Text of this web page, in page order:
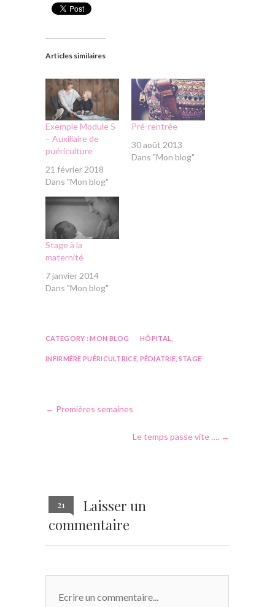
Articles similaires
Exemple Module 5
– Auxiliaire de
puériculture
21 février 2018
Dans "Mon blog"
Pré-rentrée
30 août 2013
Dans "Mon blog"
Stage à la
maternité
7 janvier 2014
Dans "Mon blog"
CATEGORY :MON BLOG HÔPITAL
INFIRMÈRE PUÉRICULTRICE, PÉDIATRIE STAGE
← Premières semaines
Le temps passe vite …. →
21
Laisser un
commentaire